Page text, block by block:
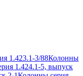
1.423.1-3/88Колонны
1.424.1-5, выпуск